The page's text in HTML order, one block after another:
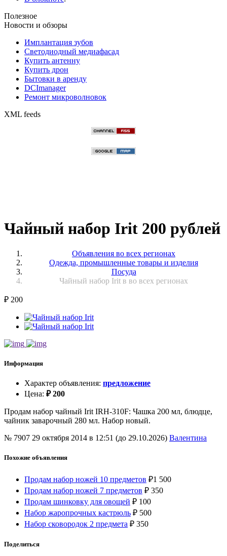
Полезное
Новости и обзоры
Имплантация зубов
Светодиодный медиафасад
Купить антенну
Купить дрон
Бытовки в аренду
DCImanager
Ремонт микроволновок
XML feeds
Чайный набор Irit 200 рублей
Объявления во всех регионах
Одежда, промышленные товары и изделия
Посуда
Чайный набор Irit в во всех регионах
₽ 200
Информация
Характер объявления: предложение
Цена: ₽200
Продам набор чайный Irit IRH-310F: Чашка 200 мл, блюдце,
чайник заварочный 280 мл. Набор новый.
№ 7907 29 октября 2014 в 12:51 (до 29.10.2026) Валентина
Похожие объявления
Продам набор ножей 10 предметов ₽1 500
Продам набор ножей 7 предметов ₽ 350
Продам шинковку для овощей ₽ 100
Набор жаропрочных кастрюль ₽ 500
Набор сковородок 2 предмета ₽ 350
Поделиться